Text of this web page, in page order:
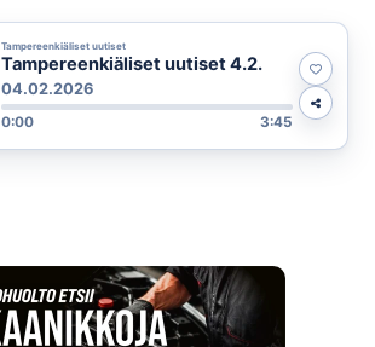
Tampereenkiäliset uutiset
Tampereenkiäliset uutiset 4.2.
04.02.2026
0:00 3:45